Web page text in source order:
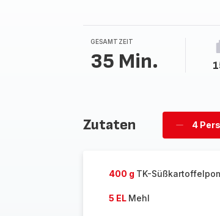
GESAMTZEIT
35 Min.
Zutaten
Personen
4
400 g TK-
5 EL Mehl